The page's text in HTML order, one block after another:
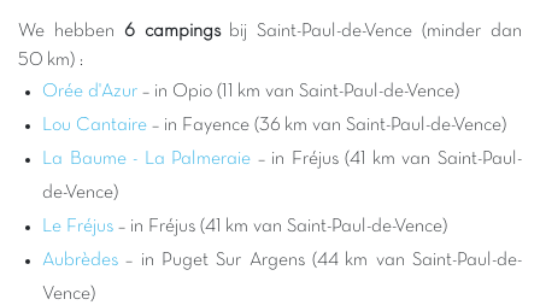
gezellige familiecamping.
Kiezen voor een Capfun camping nabij Saint-Paul-de-Vence
betekent verzekerd zijn van een geslaagde vakantie voor het
hele gezin. Onze campings zijn ontworpen om maximaal
, glijbanen voor alle leeftijden en verwarmde
zwembaden. De kinderen zullen dol zijn op onze kinderclubs en
diverse animatie, terwijl de ouders kunnen ontspannen aan de
rand van het zwembad of genieten van de vele aangeboden
activiteiten. Onze accommodaties, van comfortabele
We hebben 6 campingsbij Saint-Paul-de-Vence (minder dan
50 km) :
Orée d'Azur – in Opio (11 km van Saint-Paul-de-Vence)
Lou Cantaire – in Fayence (36 km van Saint-Paul-de-Vence)
La Baume - La Palmeraie – in Fréjus (41 km van Saint-Paul-
de-Vence)
Le Fréjus – in Fréjus (41 km van Saint-Paul-de-Vence)
Aubrèdes– in Puget Sur Argens (44 km van Saint-Paul-de-
Vence)